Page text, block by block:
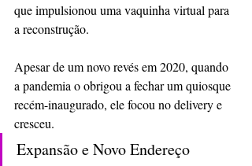
que impulsionou uma vaquinha virtual para
a reconstrução.
Apesar de um novo revés em 2020, quando
a pandemia o obrigou a fechar um quiosque
recém-inaugurado, ele focou no delivery e
cresceu.
Expansão e Novo Endereço